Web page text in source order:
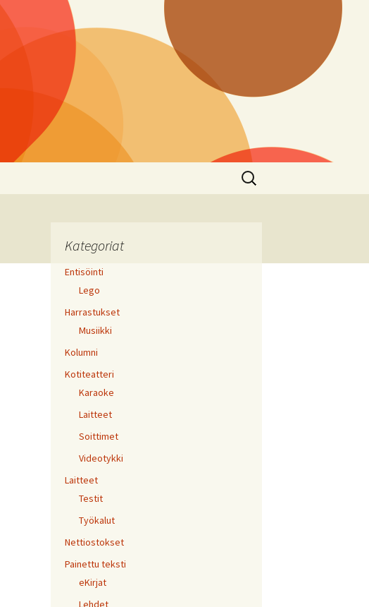
Haku:
Kategoriat
Entisöinti
Lego
Harrastukset
Musiikki
Kolumni
Kotiteatteri
Karaoke
Laitteet
Soittimet
Videotykki
Laitteet
Testit
Työkalut
Nettiostokset
Painettu teksti
eKirjat
Lehdet